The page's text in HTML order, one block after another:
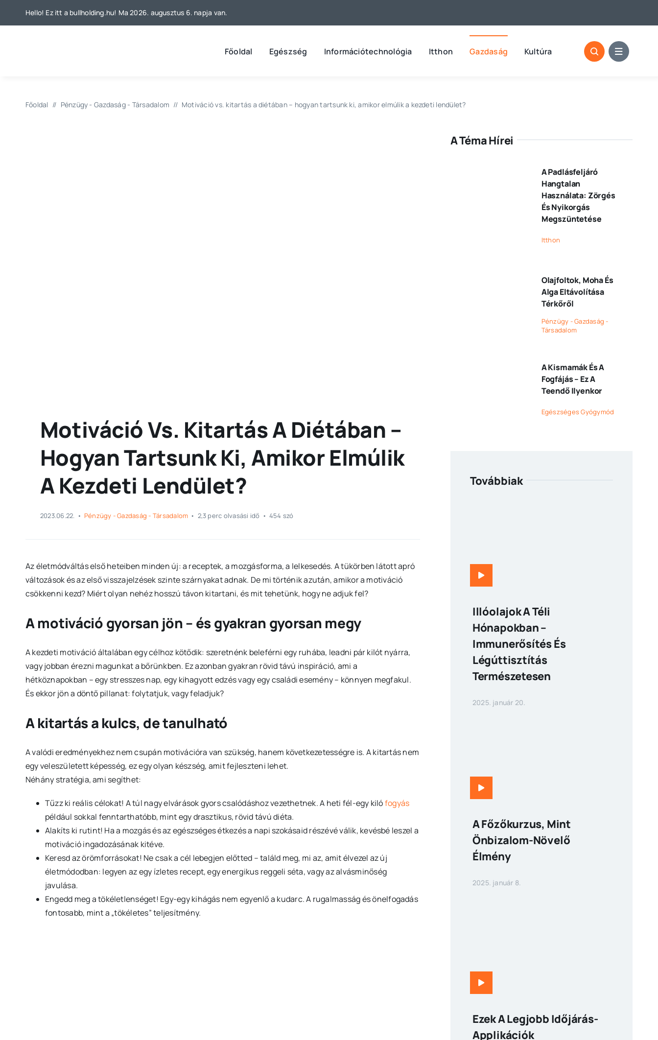
Hello! Ez itt a bullholding.hu! Ma 2026. augusztus 6. napja van.
Főoldal Egészség Információtechnológia Itthon Gazdaság Kultúra
Főoldal // Pénzügy - Gazdaság - Társadalom // Motiváció vs. kitartás a diétában – hogyan tartsunk ki, amikor elmúlik a kezdeti lendület?
Motiváció Vs. Kitartás A Diétában –
Hogyan Tartsunk Ki, Amikor Elmúlik
A Kezdeti Lendület?
2023.06.22. • Pénzügy - Gazdaság - Társadalom • 2,3 perc olvasási idő • 454 szó
Az életmódváltás első heteiben minden új: a receptek, a mozgásforma, a lelkesedés. A tükörben látott apró
változások és az első visszajelzések szinte szárnyakat adnak. De mi történik azután, amikor a motiváció
csökkenni kezd? Miért olyan nehéz hosszú távon kitartani, és mit tehetünk, hogy ne adjuk fel?
A motiváció gyorsan jön – és gyakran gyorsan megy
A kezdeti motiváció általában egy célhoz kötődik: szeretnénk beleférni egy ruhába, leadni pár kilót nyárra,
vagy jobban érezni magunkat a bőrünkben. Ez azonban gyakran rövid távú inspiráció, ami a
hétköznapokban – egy stresszes nap, egy kihagyott edzés vagy egy családi esemény – könnyen megfakul.
És ekkor jön a döntő pillanat: folytatjuk, vagy feladjuk?
A kitartás a kulcs, de tanulható
A valódi eredményekhez nem csupán motivációra van szükség, hanem következetességre is. A kitartás nem
egy veleszületett képesség, ez egy olyan készség, amit fejleszteni lehet.
Néhány stratégia, ami segíthet:
Tűzz ki reális célokat! A túl nagy elvárások gyors csalódáshoz vezethetnek. A heti fél-egy kilófogyás
például sokkal fenntarthatóbb, mint egy drasztikus, rövid távú diéta.
Alakíts ki rutint! Ha a mozgás és az egészséges étkezés a napi szokásaid részévé válik, kevésbé leszel a
motiváció ingadozásának kitéve.
Keresd az örömforrásokat! Ne csak a cél lebegjen előtted – találd meg, mi az, amit élvezel az új
életmódodban: legyen az egy ízletes recept, egy energikus reggeli séta, vagy az alvásminőség
javulása.
Engedd meg a tökéletlenséget! Egy-egy kihágás nem egyenlő a kudarc. A rugalmasság és önelfogadás
fontosabb, mint a „tökéletes” teljesítmény.
A Téma Hírei
A Padlásfeljáró
Hangtalan
Használata: Zörgés
És Nyikorgás
Megszüntetése
Itthon
Olajfoltok, Moha És
Alga Eltávolítása
Térkőről
Pénzügy - Gazdaság -
Társadalom
A Kismamák És A
Fogfájás – Ez A
Teendő Ilyenkor
Egészséges Gyógymód
Továbbiak
Illóolajok A Téli
Hónapokban –
Immunerősítés És
Légúttisztítás
Természetesen
2025. január 20.
A Főzőkurzus, Mint
Önbizalom-Növelő
Élmény
2025. január 8.
Ezek A Legjobb Időjárás-
Applikációk